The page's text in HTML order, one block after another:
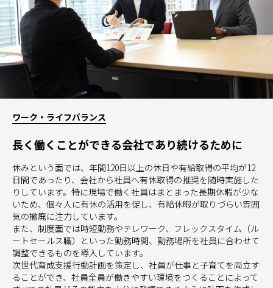
ワーク・ライフバランス
長く働くことができる会社であり続けるために
休みという面では、年間120日以上の休日や有給取得の平均が12
日間であったり、会社から社員へ有休取得の推奨を随時実施した
りしています。特に現場で働く社員はまとまった長期休暇が少な
いため、個々人に有休の活用を促し、有給休暇が取りづらい雰囲
気の撤廃に注力しています。
また、制度面では時短勤務やテレワーク、フレックスタイム（ル
ートセールス職）といった勤務時間、勤務場所を社員に合わせて
調整できるものを導入しています。
次世代育成支援行動計画を策定し、社員が仕事と子育てを両立す
ることができ、社員全員が働きやすい環境をつくることによって